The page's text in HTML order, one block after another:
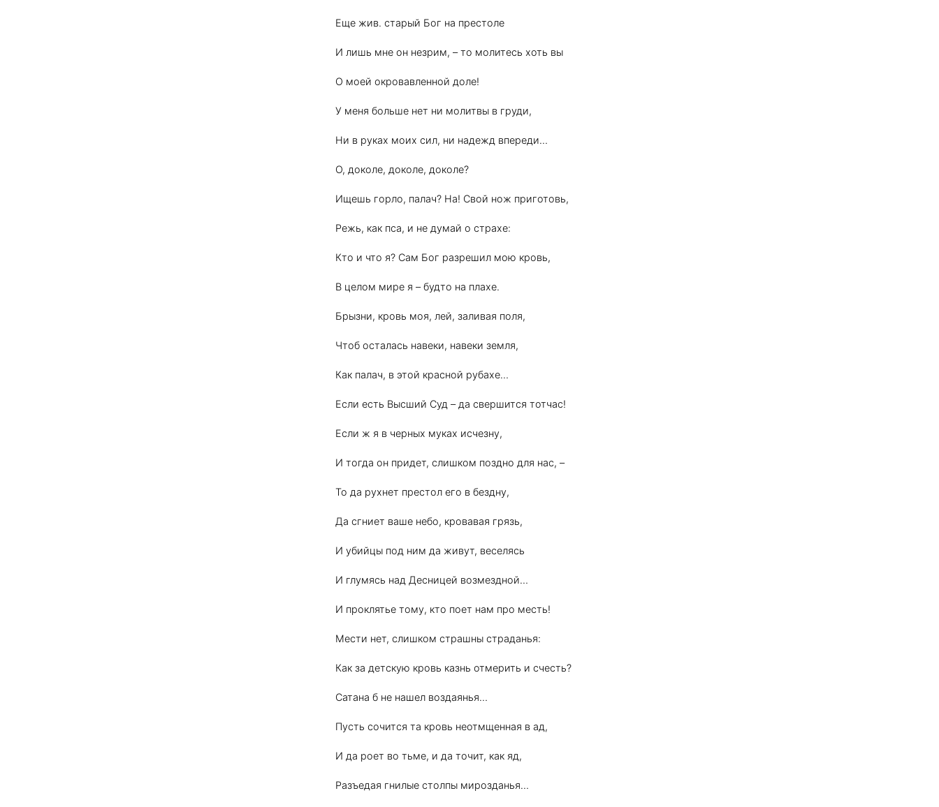
Еще жив. старый Бог на престоле
И лишь мне он незрим, – то молитесь хоть вы
О моей окровавленной доле!
У меня больше нет ни молитвы в груди,
Ни в руках моих сил, ни надежд впереди…
О, доколе, доколе, доколе?
Ищешь горло, палач? На! Свой нож приготовь,
Режь, как пса, и не думай о страхе:
Кто и что я? Сам Бог разрешил мою кровь,
В целом мире я – будто на плахе.
Брызни, кровь моя, лей, заливая поля,
Чтоб осталась навеки, навеки земля,
Как палач, в этой красной рубахе…
Если есть Высший Суд – да свершится тотчас!
Если ж я в черных муках исчезну,
И тогда он придет, слишком поздно для нас, –
То да рухнет престол его в бездну,
Да сгниет ваше небо, кровавая грязь,
И убийцы под ним да живут, веселясь
И глумясь над Десницей возмездной…
И проклятье тому, кто поет нам про месть!
Мести нет, слишком страшны страданья:
Как за детскую кровь казнь отмерить и счесть?
Сатана б не нашел воздаянья…
Пусть сочится та кровь неотмщенная в ад,
И да роет во тьме, и да точит, как яд,
Разъедая гнилые столпы мирозданья…